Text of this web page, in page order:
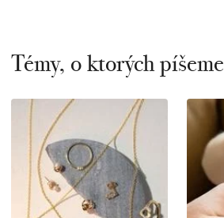
Témy, o ktorých píšeme